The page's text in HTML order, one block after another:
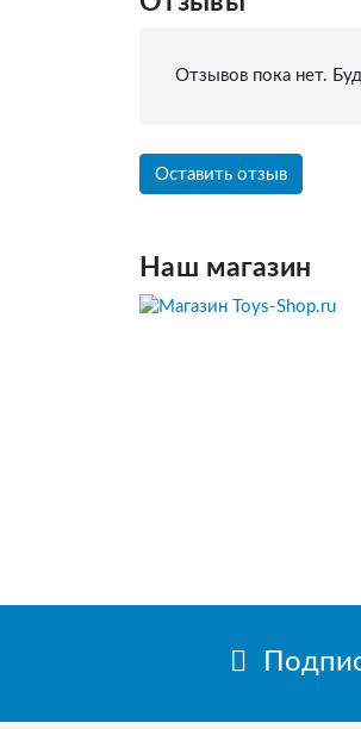
Отзывов пока нет.
Оставить отзыв
Наш магазин